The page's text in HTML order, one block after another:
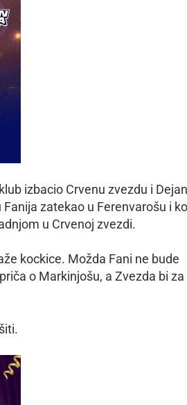
izbacio Crvenu zvezdu i
zatekao u Ferenvarošu i
u Crvenoj zvezdi.
kockice. Možda Fani ne bude
o Markinjošu, a Zvezda bi za